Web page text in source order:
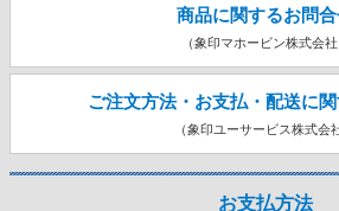
商品に関するお問
（象印マホービン株式会社
ご注文方法・お支払・配送に
（象印ユーサービス株式会
お支払方法